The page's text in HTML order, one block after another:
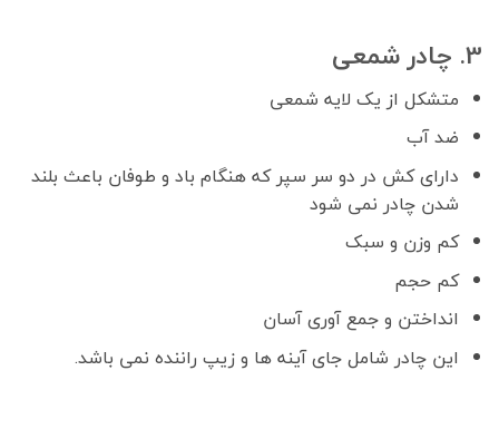
3. چادر شمعی
متشکل از یک لایه شمعی
ضد آب
دارای کش در دو سر سپر که هنگام باد و طوفان باعث بلند
شدن چادر نمی شود
کم وزن و سبک
کم حجم
انداختن و جمع آوری آسان
این چادر شامل جای آینه ها و زیپ راننده نمی باشد.